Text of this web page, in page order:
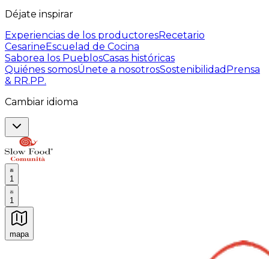
Déjate inspirar
Experiencias de los productoresRecetario
CesarineEscuelad de Cocina
Saborea los PueblosCasas históricas
Quiénes somosÚnete a nosotrosSostenibilidad Prensa
& RR.PP.
Cambiar idioma
1
1
mapa
Experiencias culinarias inolvidables: Experiencias